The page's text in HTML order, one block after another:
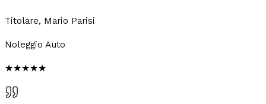
Titolare, Mario Parisi
Noleggio Auto
★★★★★